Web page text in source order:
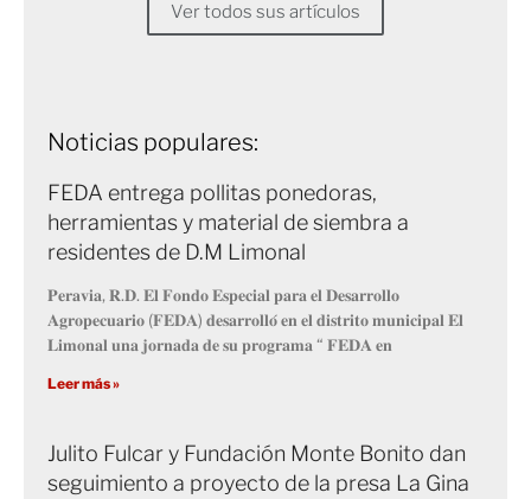
Ver todos sus artículos
Noticias populares:
FEDA entrega pollitas ponedoras,
herramientas y material de siembra a
residentes de D.M Limonal
𝐏𝐞𝐫𝐚𝐯𝐢𝐚, 𝐑.𝐃. 𝐄𝐥 𝐅𝐨𝐧𝐝𝐨 𝐄𝐬𝐩𝐞𝐜𝐢𝐚𝐥 𝐩𝐚𝐫𝐚 𝐞𝐥 𝐃𝐞𝐬𝐚𝐫𝐫𝐨𝐥𝐥𝐨
𝐀𝐠𝐫𝐨𝐩𝐞𝐜𝐮𝐚𝐫𝐢𝐨 (𝐅𝐄𝐃𝐀) 𝐝𝐞𝐬𝐚𝐫𝐫𝐨𝐥𝐥𝐨́ 𝐞𝐧 𝐞𝐥 𝐝𝐢𝐬𝐭𝐫𝐢𝐭𝐨 𝐦𝐮𝐧𝐢𝐜𝐢𝐩𝐚𝐥 𝐄𝐥
𝐋𝐢𝐦𝐨𝐧𝐚𝐥 𝐮𝐧𝐚 𝐣𝐨𝐫𝐧𝐚𝐝𝐚 𝐝𝐞 𝐬𝐮 𝐩𝐫𝐨𝐠𝐫𝐚𝐦𝐚 “ 𝐅𝐄𝐃𝐀 𝐞𝐧
Leer más »
Julito Fulcar y Fundación Monte Bonito dan
seguimiento a proyecto de la presa La Gina